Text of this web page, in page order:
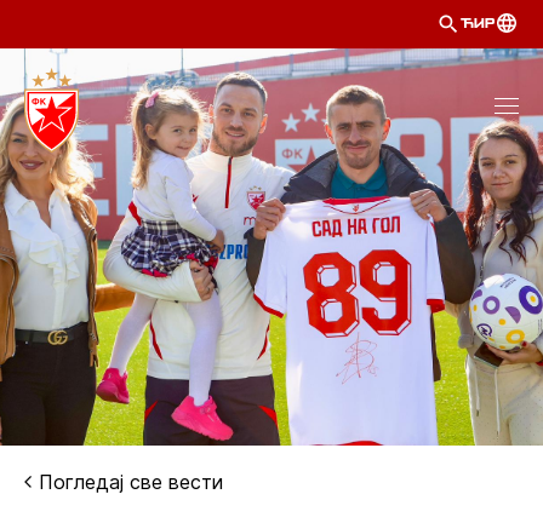
ЋИР
Погледај све вести